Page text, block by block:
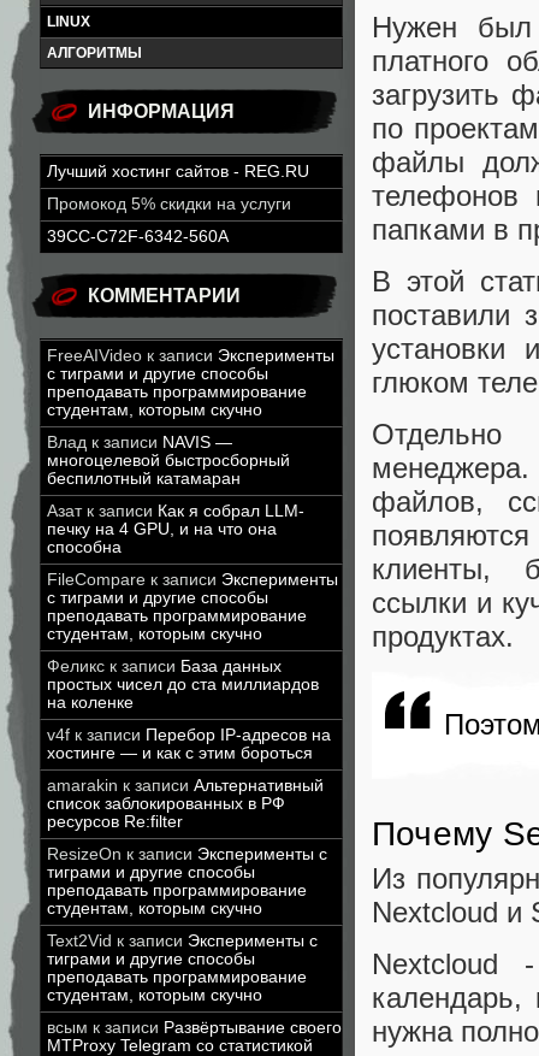
LINUX
АЛГОРИТМЫ
ИНФОРМАЦИЯ
Лучший хостинг сайтов - REG.RU
Промокод 5% скидки на услуги
39CC-C72F-6342-560A
КОММЕНТАРИИ
FreeAIVideo к записи Эксперименты
с тиграми и другие способы
преподавать программирование
студентам, которым скучно
Влад к записи NAVIS —
многоцелевой быстросборный
беспилотный катамаран
Азатк записи Как я собрал LLM-
печку на 4 GPU, и на что она
способна
FileCompare к записи Эксперименты
с тиграми и другие способы
преподавать программирование
студентам, которым скучно
Феликс к записи База данных
простых чисел до ста миллиардов
на коленке
v4f к записи Перебор IP-адресов на
хостинге — и как с этим бороться
amarakin к записи Альтернативный
список заблокированных в РФ
ресурсов Re:filter
ResizeOn к записи Эксперименты с
тиграми и другие способы
преподавать программирование
студентам, которым скучно
Text2Vid к записи Эксперименты с
тиграми и другие способы
преподавать программирование
студентам, которым скучно
всым к записи Развёртывание своего
MTProxy Telegram со статистикой
Нужен был
платного
загрузить
по
файлы
папками в
В этой
поставили
установки
глюком
Отдельно
менеджера.
файлов,
клиенты,
ссылки и
продуктах.
Почему
Из
Nextcloud и
Nextcloud
календарь,
нужна